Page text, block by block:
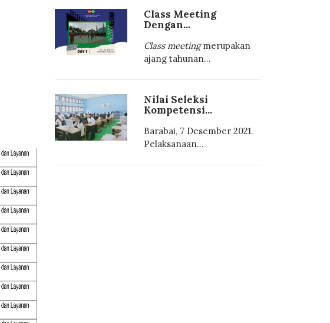
Class Meeting
Dengan...
Class meetingmerupakan
ajang tahunan...
Nilai Seleksi
Kompetensi...
Barabai, 7 Desember 2021.
Pelaksanaan...